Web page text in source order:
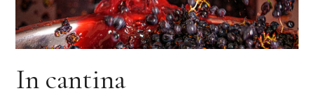
In cantina